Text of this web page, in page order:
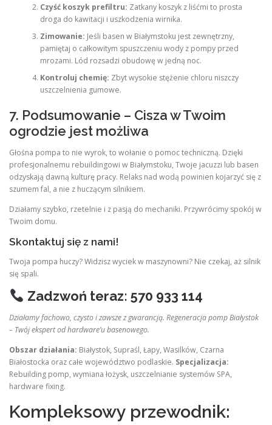
Czyść koszyk prefiltru: Zatkany koszyk z liśćmi to prosta
droga do kawitacji i uszkodzenia wirnika.
Zimowanie: Jeśli basen w Białymstoku jest zewnętrzny,
pamiętaj o całkowitym spuszczeniu wody z pompy przed
mrozami. Lód rozsadzi obudowę w jedną noc.
Kontroluj chemię: Zbyt wysokie stężenie chloru niszczy
uszczelnienia gumowe.
7. Podsumowanie – Cisza w Twoim
ogrodzie jest możliwa
Głośna pompa to nie wyrok, to wołanie o pomoc techniczną. Dzięki
profesjonalnemu rebuildingowi w Białymstoku, Twoje jacuzzi lub basen
odzyskają dawną kulturę pracy. Relaks nad wodą powinien kojarzyć się z
szumem fal, a nie z huczącym silnikiem.
Działamy szybko, rzetelnie i z pasją do mechaniki. Przywrócimy spokój w
Twoim domu.
Skontaktuj się z nami!
Twoja pompa huczy? Widzisz wyciek w maszynowni? Nie czekaj, aż silnik
się spali.
Zadzwoń teraz: 570 933 114
Działamy fachowo, czysto i zawsze z gwarancją. Regeneracja pomp Białystok
– Twój ekspert od hardware’u basenowego.
Obszar działania: Białystok, Supraśl, Łapy, Wasilków, Czarna
Białostocka oraz całe województwo podlaskie. Specjalizacja:
Rebuilding pomp, wymiana łożysk, uszczelnianie systemów SPA,
hardware fixing.
Kompleksowy przewodnik: